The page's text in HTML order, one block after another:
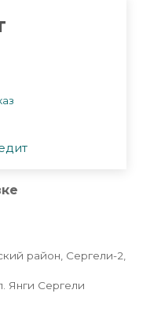
район, Сергели-2,
Янги Сергели